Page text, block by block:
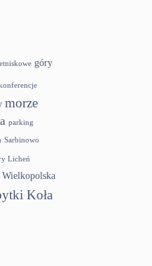
góry
morze
parking
Sarbinowo
Licheń
Wielkopolska
Koła